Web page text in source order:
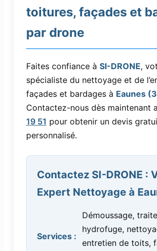
toitures, façades et
par drone
Faites confiance à SI-DRONE,
spécialiste du nettoyage et de
façades et bardages à Eaunes
Contactez-nous dès maintenant
19 51 pour obtenir un devis
personnalisé.
Contactez SI-DRONE :
Expert Nettoyage à
Services :
Démoussage,
hydrofuge,
entretien de toits,